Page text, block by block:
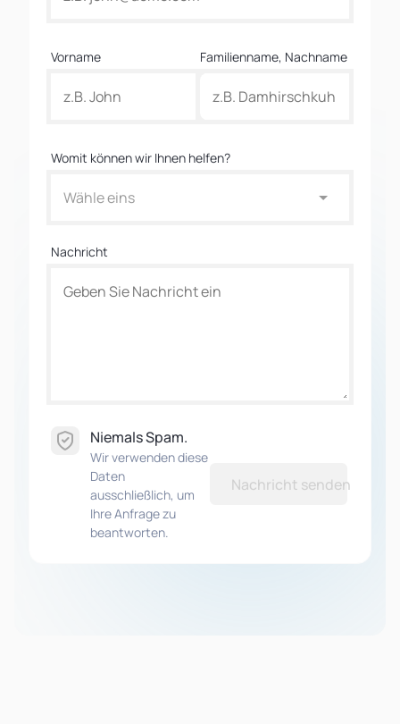
Vorname Familienname, Nachname
Womit können wir Ihnen helfen?
Wähle eins
Nachricht
Niemals Spam.
Wir verwenden diese
Daten
ausschließlich, um
Ihre Anfrage zu
beantworten.
Nachricht senden